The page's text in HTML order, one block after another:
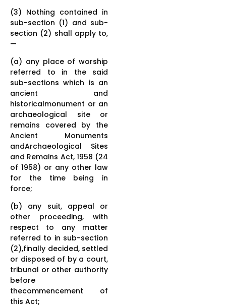
(3) Nothing contained in
sub-section (1) and sub-
section (2) shall apply to,
—
(a) any place of worship
referred to in the said
sub-sections which is an
ancient and
historicalmonument or an
archaeological site or
remains covered by the
Ancient Monuments
andArchaeological Sites
and Remains Act, 1958 (24
of 1958) or any other law
for the time being in
force;
(b) any suit, appeal or
other proceeding, with
respect to any matter
referred to in sub-section
(2),finally decided, settled
or disposed of by a court,
tribunal or other authority
before
thecommencement of
this Act;